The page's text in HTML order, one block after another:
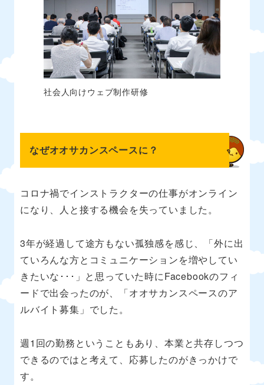
社会人向けウェブ制作研修
なぜオオサカンスペースに？
コロナ禍でインストラクターの仕事がオンライン
になり、人と接する機会を失っていました。
3年が経過して途方もない孤独感を感じ、「外に出
ていろんな方とコミュニケーションを増やしてい
きたいな･･･」と思っていた時にFacebookのフィ
ードで出会ったのが、「オオサカンスペースのア
ルバイト募集」でした。
週1回の勤務ということもあり、本業と共存しつつ
できるのではと考えて、応募したのがきっかけで
す。